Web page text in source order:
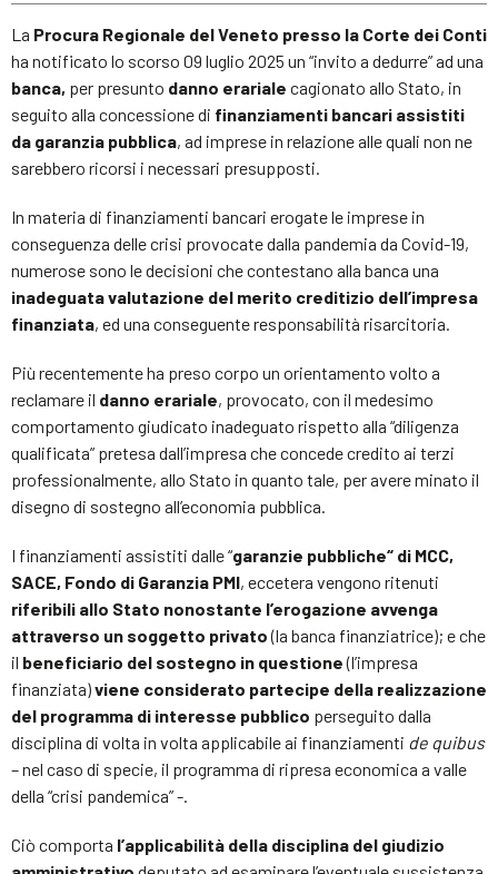
La Procura Regionale del Veneto presso la Corte dei Conti
ha notificato lo scorso 09 luglio 2025 un “invito a dedurre” ad una
banca, per presunto danno erariale cagionato allo Stato, in
seguito alla concessione di finanziamenti bancari assistiti
da garanzia pubblica, ad imprese in relazione alle quali non ne
sarebbero ricorsi i necessari presupposti.
In materia di finanziamenti bancari erogate le imprese in
conseguenza delle crisi provocate dalla pandemia da Covid-19,
numerose sono le decisioni che contestano alla banca una
inadeguata valutazione del merito creditizio dell’impresa
finanziata, ed una conseguente responsabilità risarcitoria.
Più recentemente ha preso corpo un orientamento volto a
reclamare il danno erariale, provocato, con il medesimo
comportamento giudicato inadeguato rispetto alla “diligenza
qualificata” pretesa dall’impresa che concede credito ai terzi
professionalmente, allo Stato in quanto tale, per avere minato il
disegno di sostegno all’economia pubblica.
I finanziamenti assistiti dalle “garanzie pubbliche“ di MCC,
SACE, Fondo di Garanzia PMI, eccetera vengono ritenuti
riferibili allo Stato nonostante l’erogazione avvenga
attraverso un soggetto privato(la banca finanziatrice); e che
il beneficiario del sostegno in questione(l’impresa
finanziata)viene considerato partecipe della realizzazione
del programma di interesse pubblico perseguito dalla
disciplina di volta in volta applicabile ai finanziamenti de quibus
– nel caso di specie, il programma di ripresa economica a valle
della “crisi pandemica” -.
Ciò comporta l’applicabilità della disciplina del giudizio